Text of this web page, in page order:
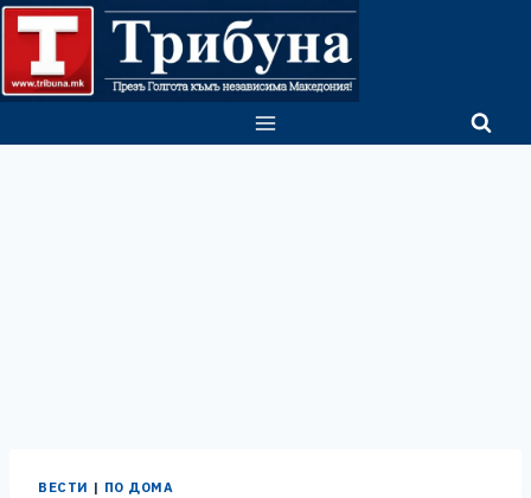
Skip
content
ВЕСТИ | ПО ДОМА